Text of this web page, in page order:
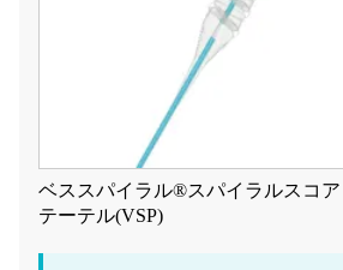
ベススパイラル®スパイラルスコ
テーテル(VSP)